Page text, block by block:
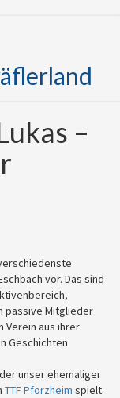
–
vor. Das sind
passive Mitglieder
Verein aus ihrer
Geschichten
unser ehemaliger
TTF Pforzheim spielt.